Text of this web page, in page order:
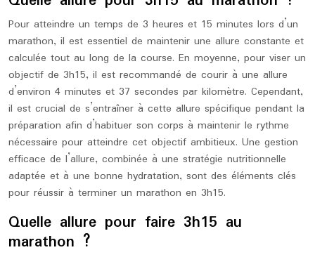
Pour atteindre un temps de 3 heures et 15 minutes lors d’un
marathon, il est essentiel de maintenir une allure constante et
calculée tout au long de la course. En moyenne, pour viser un
objectif de 3h15, il est recommandé de courir à une allure
d’environ 4 minutes et 37 secondes par kilomètre. Cependant,
il est crucial de s’entraîner à cette allure spécifique pendant la
préparation afin d’habituer son corps à maintenir le rythme
nécessaire pour atteindre cet objectif ambitieux. Une gestion
efficace de l’allure, combinée à une stratégie nutritionnelle
adaptée et à une bonne hydratation, sont des éléments clés
pour réussir à terminer un marathon en 3h15.
Quelle allure pour faire 3h15 au
marathon ?